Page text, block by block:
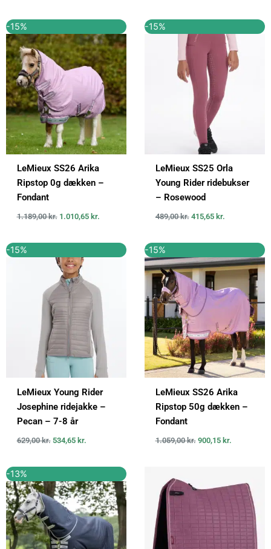
-15%
LeMieux SS26 Arika
Ripstop 0g dækken –
Fondant
1.189,00kr.
oprindelige
pris
var:
1.189,00 kr..
1.010,65 kr.
aktuelle
pris
er:
1.010,65 kr..
-15%
LeMieux SS25 Orla
Young Rider ridebukser
– Rosewood
489,00kr.
oprindelige
pris
489,00 kr..
415,65 kr.
aktuelle
pris
er:
415,65 kr..
-15%
LeMieux Young Rider
Josephine ridejakke –
Pecan – 7-8 år
629,00kr.
oprindelige
pris
var:
629,00 kr..
534,65 kr.
aktuelle
er:
534,65 kr..
-15%
LeMieux SS26 Arika
Ripstop 50g dækken –
Fondant
1.059,00kr.
oprindelige
pris
1.059,00 kr..
900,15 kr.
aktuelle
pris
er:
900,15 kr..
-13%
oprindelige
pris
var:
1.499,00 kr..
aktuelle
pris
er:
1.299,00 kr..